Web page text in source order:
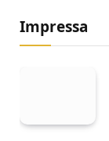
Impressa